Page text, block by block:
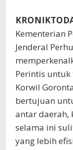
Kementerian
Jenderal
Perintis
Korwil
bertujuan
antar daerah,
selama ini
yang lebih